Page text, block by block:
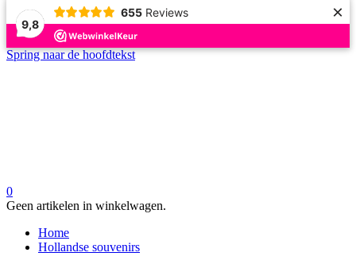
9,8
655 Reviews ×
Spring naar de hoofdtekst
0
Geen artikelen in winkelwagen.
Home
Hollandse souvenirs